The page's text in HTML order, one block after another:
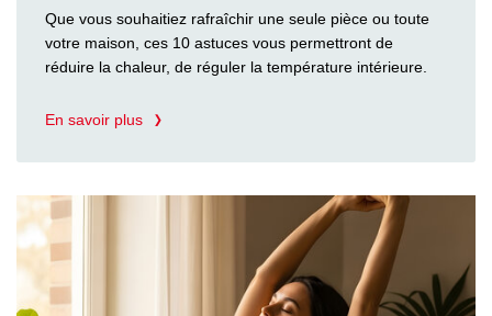
Que vous souhaitiez rafraîchir une seule pièce ou toute
votre maison, ces 10 astuces vous permettront de
réduire la chaleur, de réguler la température intérieure.
En savoir plus